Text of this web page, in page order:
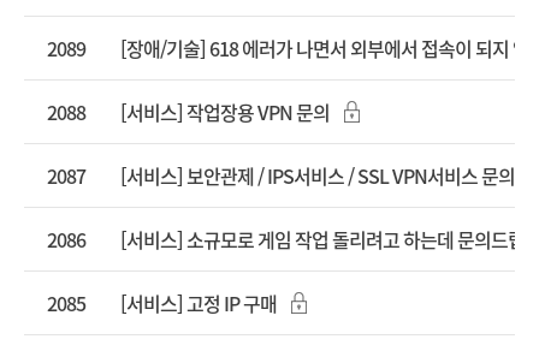
2089 [장애/기술] 618 에러가 나면서 외부에서 접속이 되지 않
2088 [서비스] 작업장용 VPN 문의
2087 [서비스] 보안관제 / IPS서비스 / SSL VPN서비스 문의
2086 [서비스] 소규모로 게임 작업 돌리려고 하는데 문의드립
2085 [서비스] 고정 IP 구매